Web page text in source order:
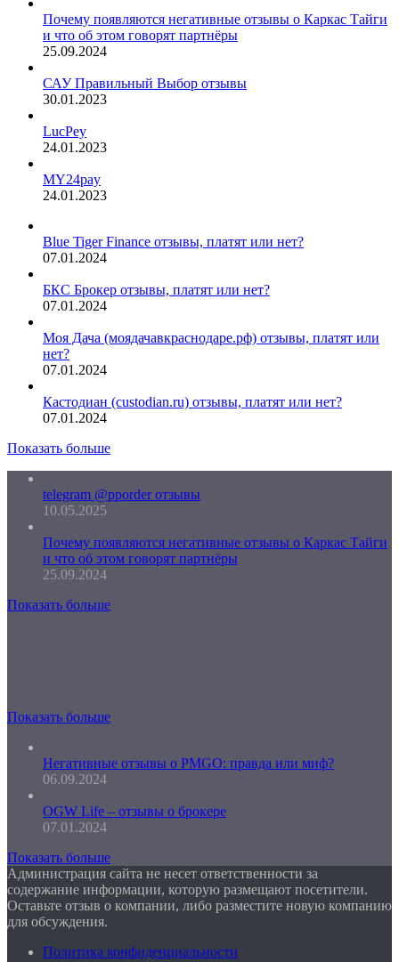
Почему появляются негативные отзывы о Каркас Тайги
и что об этом говорят партнёры
25.09.2024
САУ Правильный Выбор отзывы
30.01.2023
LucPey
24.01.2023
MY24pay
24.01.2023
Blue Tiger Finance отзывы, платят или нет?
07.01.2024
БКС Брокер отзывы, платят или нет?
07.01.2024
Моя Дача (моядачавкраснодаре.рф) отзывы, платят или
нет?
07.01.2024
Кастодиан (custodian.ru) отзывы, платят или нет?
07.01.2024
Показать больше
telegram @pporder отзывы
10.05.2025
Почему появляются негативные отзывы о Каркас Тайги
и что об этом говорят партнёры
25.09.2024
Показать больше
Показать больше
Негативные отзывы о PMGO: правда или миф?
06.09.2024
OGW Life – отзывы о брокере
07.01.2024
Показать больше
Администрация сайта не несет ответственности за
содержание информации, которую размещают посетители.
Оставьте отзыв о компании, либо разместите новую компанию
для обсуждения.
Политика конфиденциальности